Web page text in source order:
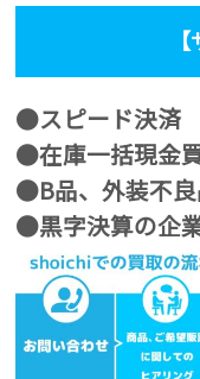
●スピード決済
●在庫一括現金
●B品、外装不良
●黒字決算の企